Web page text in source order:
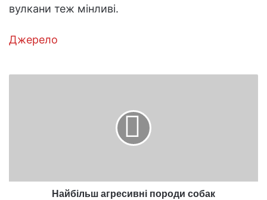
вулкани теж мінливі.
Джерело
Найбільш агресивні породи собак